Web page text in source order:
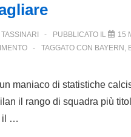
PUBBLICATO IL 15
TAGGATO CON BAYERN ,
maniaco di statistiche
il rango di squadra più
il …